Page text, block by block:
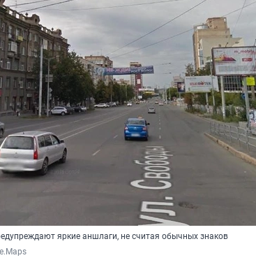
яркие аншлаги, не считая обычных знаков